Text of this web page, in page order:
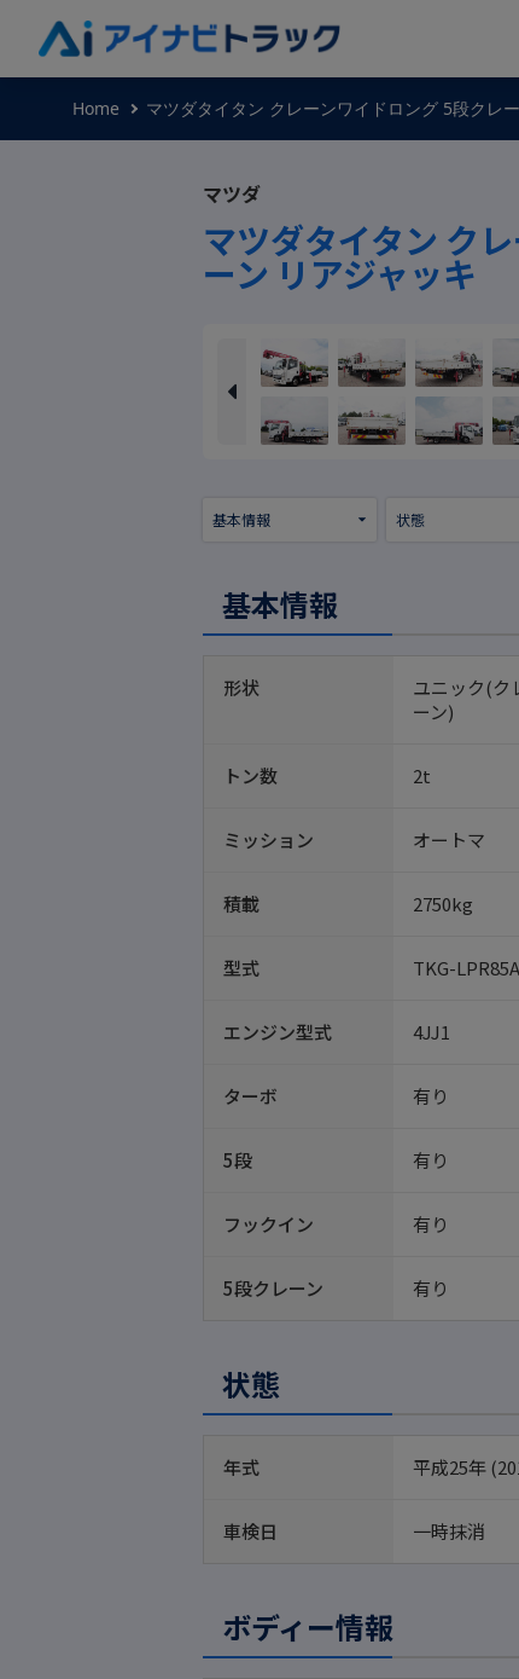
Home マツダタイタン クレーンワイドロング 5段クレ
マツダ
マツダタイタン ク
ーン リアジャッキ
基本情報 状態
基本情報
形状
ユニック(ク
ーン)
トン数 2t
ミッション オートマ
積載 2750kg
型式 TKG-
エンジン型式 4JJ1
ターボ 有り
5段 有り
フックイン 有り
5段クレーン 有り
状態
年式 平成25年
車検日 一時抹消
ボディー情報